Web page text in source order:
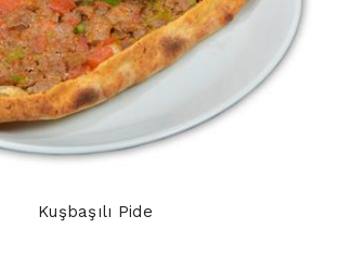
Kuşbaşılı Pide